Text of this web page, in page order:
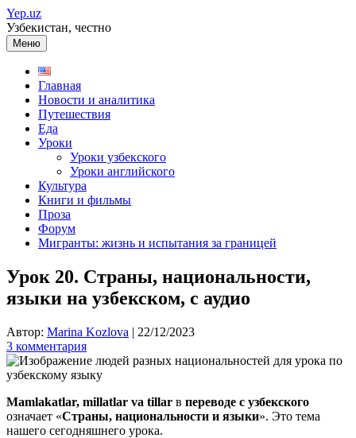
Перейти
к
содержимому
Yep.uz
Узбекистан, честно
Меню
Главная
Новости и аналитика
Путешествия
Еда
Уроки
Уроки узбекского
Уроки английского
Культура
Книги и фильмы
Проза
Форум
Мигранты: жизнь и испытания за границей
Урок 20. Страны, национальности,
языки на узбекском, с аудио
Автор: Marina Kozlova | 22/12/2023
3 комментария
Mamlakatlar, millatlar va tillar в переводе с узбекского
означает «Страны, национальности и языки». Это тема
нашего сегодняшнего урока.